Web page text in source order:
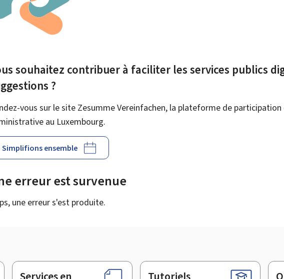
souhaitez contribuer à faciliter les services publics
?
vous sur le site Zesumme Vereinfachen, la plateforme de
au Luxembourg.
Simplifions ensemble
erreur est survenue
une erreur s'est produite.